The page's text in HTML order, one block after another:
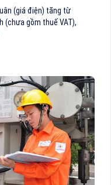
(giá điện) tăng từ
(chưa gồm thuế VAT),